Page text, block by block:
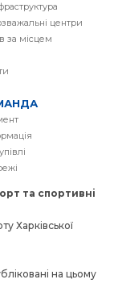
центри
за місцем
та спортивнi
Харківської
на цьому